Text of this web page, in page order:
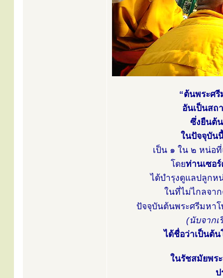
“ต้นพระศ
อันเป็นสถ
ซึ่งยืนต้
ในปัจจุบัน
เป็น ๑ ใน ๒ หน่อ
โดยท่านเซอ
ได้บำรุงดูแลปลูกห
ในที่ไม่ไกลจา
ปัจจุบันต้นพระศรีมหา
(นับจาก
ได้ชื่อว่าเป็นต้
ในรัชสมัยพร
ป